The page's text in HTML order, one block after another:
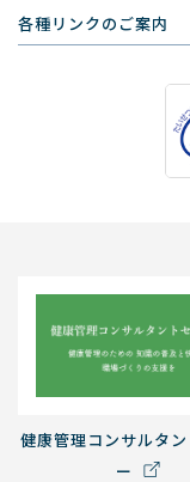
各種リンクのご案内
健康管理コンサルタ
ー